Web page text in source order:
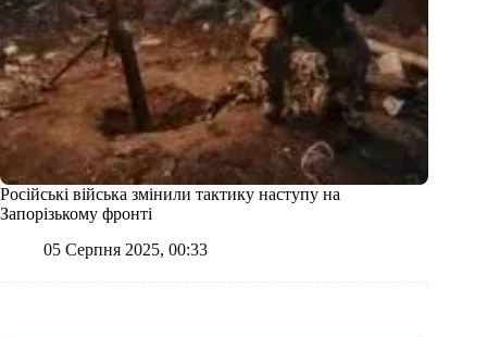
Російські війська змінили тактику наступу на
Запорізькому фронті
05 Серпня 2025, 00:33